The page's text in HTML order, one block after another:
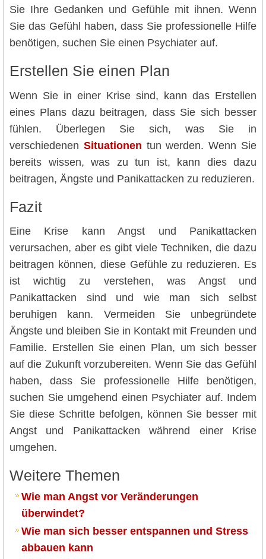
Sie Ihre Gedanken und Gefühle mit ihnen. Wenn
Sie das Gefühl haben, dass Sie professionelle Hilfe
benötigen, suchen Sie einen Psychiater auf.
Erstellen Sie einen Plan
Wenn Sie in einer Krise sind, kann das Erstellen
eines Plans dazu beitragen, dass Sie sich besser
fühlen. Überlegen Sie sich, was Sie in
verschiedenen Situationen tun werden. Wenn Sie
bereits wissen, was zu tun ist, kann dies dazu
beitragen, Ängste und Panikattacken zu reduzieren.
Fazit
Eine Krise kann Angst und Panikattacken
verursachen, aber es gibt viele Techniken, die dazu
beitragen können, diese Gefühle zu reduzieren. Es
ist wichtig zu verstehen, was Angst und
Panikattacken sind und wie man sich selbst
beruhigen kann. Vermeiden Sie unbegründete
Ängste und bleiben Sie in Kontakt mit Freunden und
Familie. Erstellen Sie einen Plan, um sich besser
auf die Zukunft vorzubereiten. Wenn Sie das Gefühl
haben, dass Sie professionelle Hilfe benötigen,
suchen Sie umgehend einen Psychiater auf. Indem
Sie diese Schritte befolgen, können Sie besser mit
Angst und Panikattacken während einer Krise
umgehen.
Weitere Themen
Wie man Angst vor Veränderungen
überwindet?
Wie man sich besser entspannen und Stress
abbauen kann